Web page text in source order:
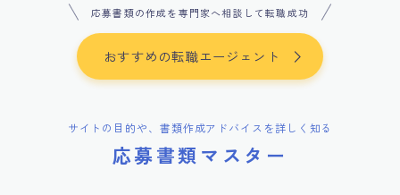
応募書類の作成を専門家へ相談して転職成功
おすすめの転職エージェント
サイトの目的や、書類作成アドバイスを詳しく知る
応募書類マスター